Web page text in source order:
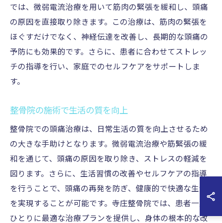
では、微弱電流治療を用いて筋肉の緊張を緩和し、頭痛
の原因を直接取り除きます。この治療は、筋肉の緊張を
ほぐすだけでなく、神経伝達を改善し、長期的な頭痛の
予防にも効果的です。さらに、患者に合わせてストレッ
チの指導を行い、家庭でのセルフケアをサポートしま
す。
整骨院の施術で生活の質を向上
整骨院での頭痛治療は、日常生活の質を向上させるため
の大きな手助けとなります。微弱電流治療や筋緊張の緩
和を通じて、頭痛の原因を取り除き、ストレスの軽減を
図ります。さらに、生活習慣の改善やセルフケアの指導
を行うことで、頭痛の再発を防ぎ、健康的で快適な生活
を実現することが可能です。寺庄整骨院では、患者一人
ひとりに最適な治療プランを提供し、身体の根本的な改